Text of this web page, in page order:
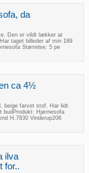
da
Den er vildt lækker at
taget billeder af min 189
Størrelse: 5 pe
ca 4½
beige farvet stof. Har lidt
budProdukt: Hjørnesofa
H.7830 Vinderup206
ilva
for..